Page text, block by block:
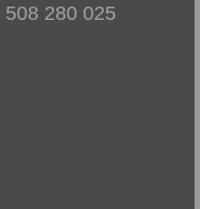
508 280 025